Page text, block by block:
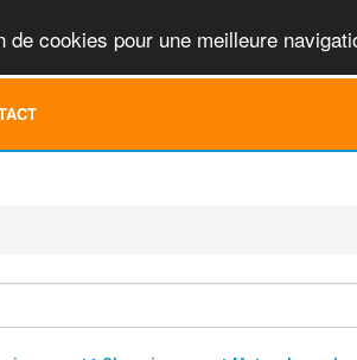
cookies pour une meilleure